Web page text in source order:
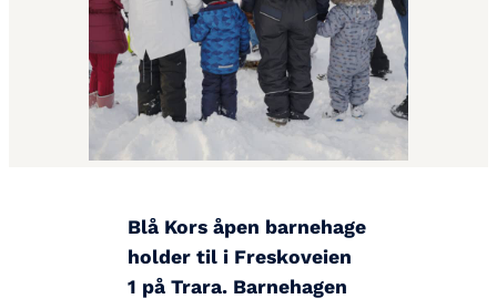
Blå Kors åpen barnehage
holder til i Freskoveien
1 på Trara. Barnehagen